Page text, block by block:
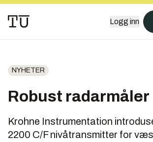
Logg inn
NYHETER
Robust radarmåler
Krohne Instrumentation
2200 C/F nivåtransmitter for